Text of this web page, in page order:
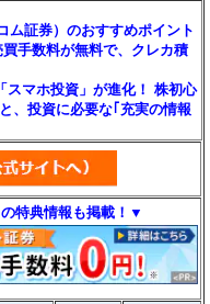
証券）のおすすめポイント
手数料が無料で、クレカ積
マホ投資」が進化！ 株初心
、投資に必要な｢充実の情報
特典情報も掲載！▼